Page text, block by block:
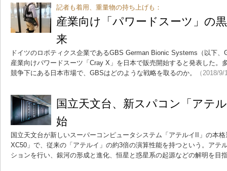
記者も着用、重量物の持ち上げも：
産業向け「パワードスーツ」の
来
ドイツのロボティクス企業であるGBS German Bionic Systems（以下
産業向けパワードスーツ「Cray X」を日本で販売開始すると発表した。
競争下にある日本市場で、GBSはどのような戦略を取るのか。
（2018/9/
国立天文台、新スパコン「アテ
始
国立天文台が新しいスーパーコンピュータシステム「アテルイII」の本
XC50」で、従来の「アテルイ」の約3倍の演算性能を持つという。アテ
ションを行い、銀河の形成と進化、恒星と惑星系の起源などの解明を目